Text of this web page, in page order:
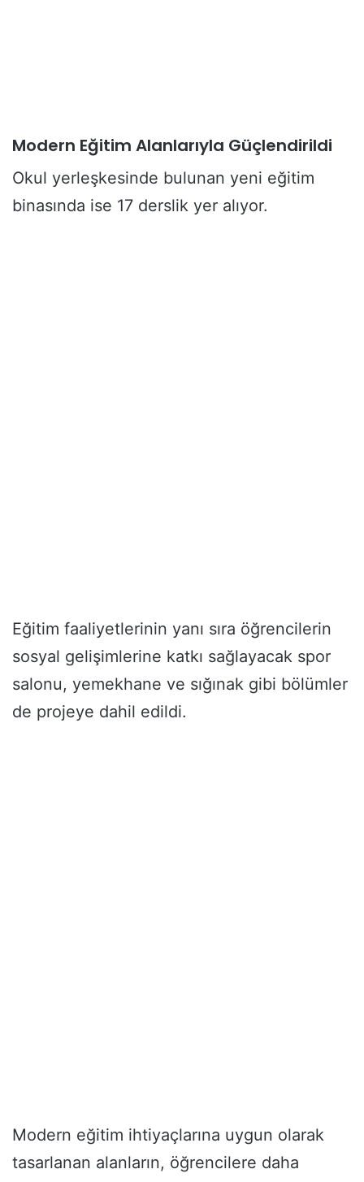
Modern Eğitim Alanlarıyla Güçlendirildi
Okul yerleşkesinde bulunan yeni eğitim
binasında ise 17 derslik yer alıyor.
Eğitim faaliyetlerinin yanı sıra öğrencilerin
sosyal gelişimlerine katkı sağlayacak spor
salonu, yemekhane ve sığınak gibi bölümler
de projeye dahil edildi.
Modern eğitim ihtiyaçlarına uygun olarak
tasarlanan alanların, öğrencilere daha